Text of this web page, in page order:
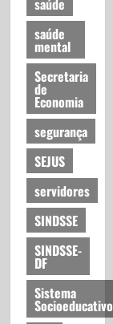
saúde
mental
Secretaria
de
Economia
segurança
SEJUS
servidores
SINDSSE
SINDSSE-
DF
Sistema
Socioeducativo